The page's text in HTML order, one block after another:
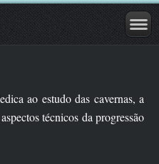
ao estudo das cavernas, a
técnicos da progressão